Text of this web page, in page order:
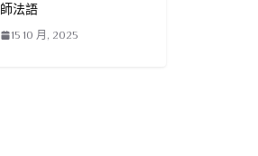
師法語
15 10 月, 2025